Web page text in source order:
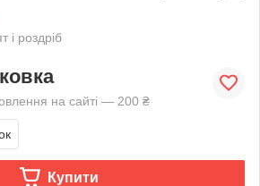
і роздріб
на сайті — 200 ₴
Купити